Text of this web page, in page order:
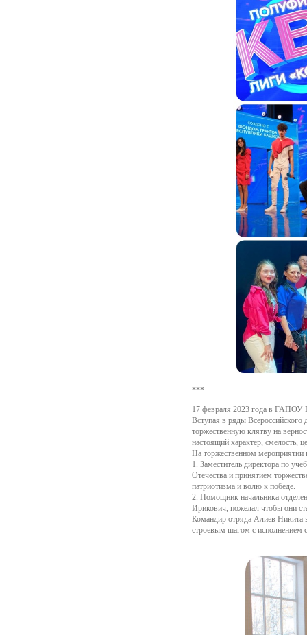
***
17 февраля 2023 года в ГАПОУ
Вступая в ряды
торжественную клятву на
настоящий характер, смелость,
На торжественном мероприятии
1. Заместитель директора по
Отечества и принятием
патриотизма и волю к победе.
2. Помощник начальника
Ирикович, пожелал чтобы они
Командир отряда Алиев Никита
строевым шагом с исполнением